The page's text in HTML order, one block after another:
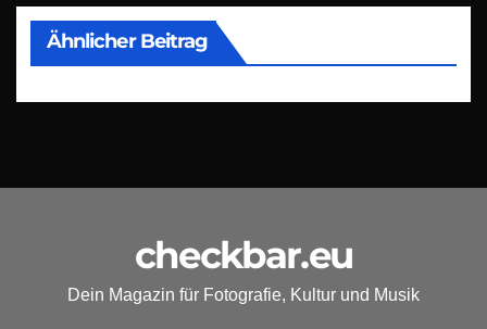
Ähnlicher Beitrag
checkbar.eu
Dein Magazin für Fotografie, Kultur und Musik